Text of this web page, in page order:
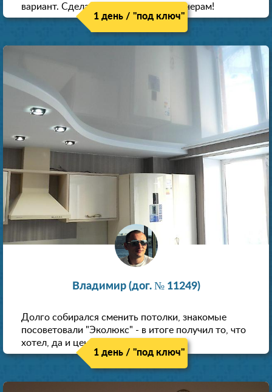
вариант. Сделали скидку как пенсионерам!
1 день / "под ключ"
Владимир (дог. № 11249)
Долго собирался сменить потолки, знакомые
посоветовали "Эколюкс" - в итоге получил то, что
хотел, да и цена нормальная.
1 день / "под ключ"